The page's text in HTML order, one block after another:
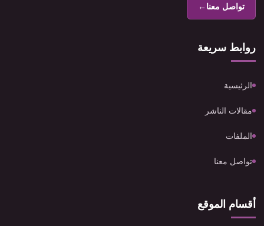
تواصل معنا←
روابط سريعة
الرئيسية
مقالات الناشر
الملفات
تواصل معنا
أقسام الموقع